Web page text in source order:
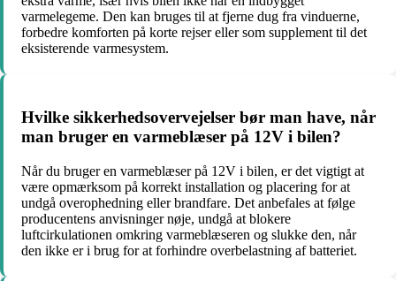
varmelegeme. Den kan bruges til at fjerne dug fra vinduerne,
forbedre komforten på korte rejser eller som supplement til det
eksisterende varmesystem.
Hvilke sikkerhedsovervejelser bør man have, når
man bruger en varmeblæser på 12V i bilen?
Når du bruger en varmeblæser på 12V i bilen, er det vigtigt at
være opmærksom på korrekt installation og placering for at
undgå overophedning eller brandfare. Det anbefales at følge
producentens anvisninger nøje, undgå at blokere
luftcirkulationen omkring varmeblæseren og slukke den, når
den ikke er i brug for at forhindre overbelastning af batteriet.